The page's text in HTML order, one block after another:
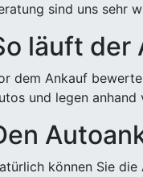
sind uns sehr
läuft der
dem Ankauf
und legen
können Sie die